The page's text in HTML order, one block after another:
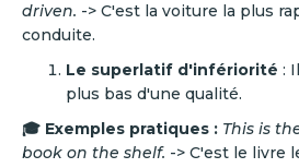
driven. -> C'est la voiture la plus
conduite.
Le superlatif d'infériorité :
plus bas d'une qualité.
🎓 Exemples pratiques : This is
book on the shelf. -> C'est le livre